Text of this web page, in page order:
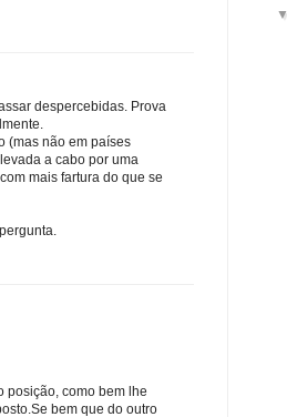
despercebidas. Prova
(mas não em países
a cabo por uma
mais fartura do que se
posição, como bem lhe
bem que do outro